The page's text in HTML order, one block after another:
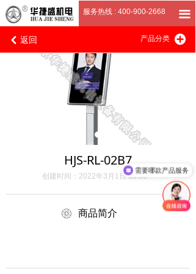
낒 返回 产品分类 끴
服务热线 : 400-900-2668 끀
首页
关于我们
HJS-RL-02B7
商品简介
创建时间： 2022年3月1日 03:05
ꁵ
需要哪款产品服务